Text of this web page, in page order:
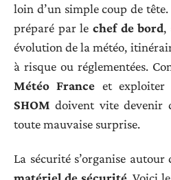
loin d’un simple coup de
préparé par le chef de bord,
évolution de la météo,
à risque ou réglementées.
Météo France et exploiter
SHOM doivent vite devenir
toute mauvaise surprise.
La sécurité s’organise